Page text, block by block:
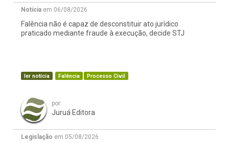
Notícia em 06/08/2026
Falência não é capaz de desconstituir ato jurídico
praticado mediante fraude à execução, decide STJ
ler notícia Falência Processo Civil
por:
Juruá Editora
Legislação em 05/08/2026